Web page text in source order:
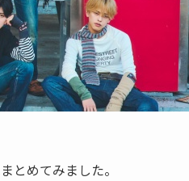
とめてみました。